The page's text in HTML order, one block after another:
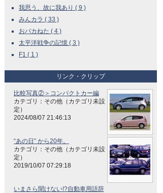
我思う、故に我あり ( 9 )
みんカラ ( 33 )
おバカねた ( 4 )
太平洋戦争の記憶 ( 3 )
F1 ( 1 )
リンク・クリップ
比較写真②＞コンパクトカー編
カテゴリ：その他（カテゴリ未設
定）
2024/08/07 21:46:13
“あの日” から20年。
カテゴリ：その他（カテゴリ未設
定）
2019/10/07 07:29:18
いまさら聞けない!?自動車用語辞